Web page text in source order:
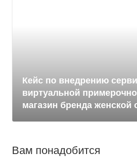
Кейс по внедрению
виртуальной
магазин бренда женской
Вам понадобится